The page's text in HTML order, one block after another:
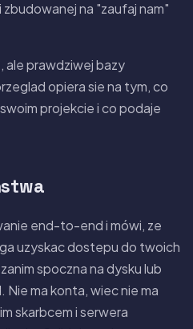
na "zaufaj nam"
ale prawdziwej bazy
opiera sie na tym, co
projekcie i co podaje
end-to-end i mówi, ze
uzyskac dostepu do twoich
spoczna na dysku lub
Nie ma konta, wiec nie ma
skarbcem i serwera